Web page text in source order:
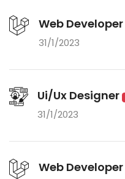
Web Developer
31/1/2023
Ui/Ux Designer
31/1/2023
Web Developer